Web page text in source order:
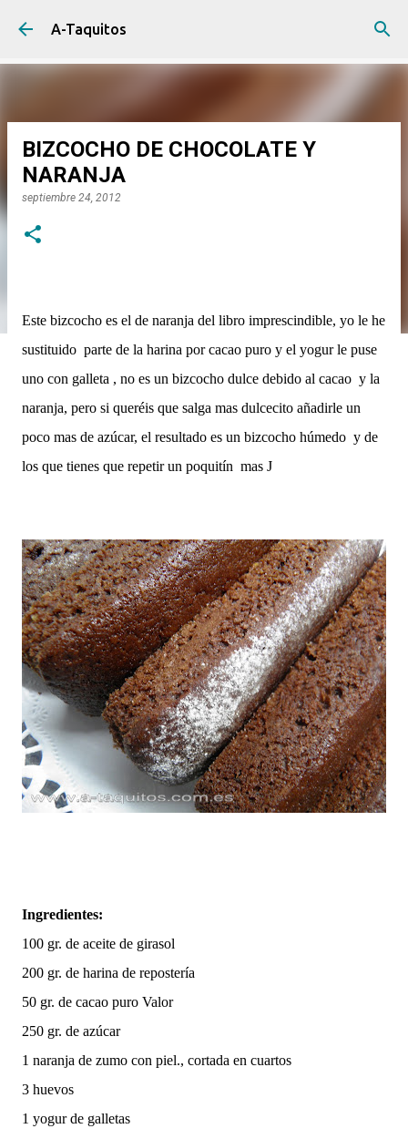
A-Taquitos
BIZCOCHO DE CHOCOLATE Y
NARANJA
septiembre 24, 2012
Este bizcocho es el de naranja del libro imprescindible, yo le he
sustituido parte de la harina por cacao puro y el yogur le puse
uno con galleta , no es un bizcocho dulce debido al cacao y la
naranja, pero si queréis que salga mas dulcecito añadirle un
poco mas de azúcar, el resultado es un bizcocho húmedo y de
los que tienes que repetir un poquitín mas J
Ingredientes:
100 gr. de aceite de girasol
200 gr. de harina de repostería
50 gr. de cacao puro Valor
250 gr. de azúcar
1 naranja de zumo con piel., cortada en cuartos
3 huevos
1 yogur de galletas